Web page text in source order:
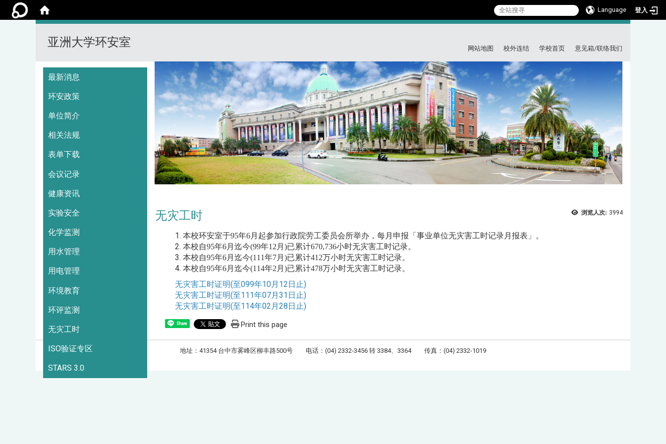
Language 登入
亚洲大学环安室
网站地图
校外连结 学校首页 意见箱/联络我们
最新消息
环安政策
单位简介
相关法规
表单下载
会议记录
健康资讯
实验安全
化学监测
用水管理
用电管理
环境教育
环评监测
无灾工时
ISO验证专区
STARS 3.0
浏览人次: 3994
无灾工时
本校环安室于95年6月起参加行政院劳工委员会所举办，每月申报「事业单位无灾害工时记录月报表」。
本校自95年6月迄今(99年12月)已累计670,736小时无灾害工时记录。
本校自95年6月迄今(111年7月)已累计412万小时无灾害工时记录。
本校自95年6月迄今(114年2月)已累计478万小时无灾害工时记录。
无灾害工时证明(至099年10月12日止)
无灾害工时证明(至111年07月31日止)
无灾害工时证明(至114年02月28日止)
Share Print this page
地址：41354 台中市雾峰区柳丰路500号 电话：(04) 2332-3456 转 3384、3364 传真：(04) 2332-1019